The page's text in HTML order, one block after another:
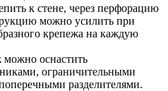
к стене, через перфорацию
можно усилить при
крепежа на каждую
можно оснастить
ограничительными
разделителями.